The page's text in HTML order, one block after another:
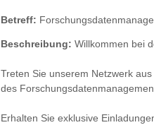
Betreff:
Beschreibung: Willkommen bei
Treten Sie unserem Netzwerk
des
Erhalten Sie exklusive